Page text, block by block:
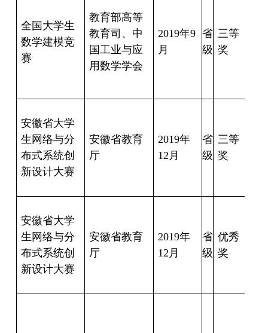
全国大学生
数学建模竞
赛
教育部高等
教育司、中
国工业与应
用数学学会
2019年9
月
省
级
三等
奖
安徽省大学
生网络与分
布式系统创
新设计大赛
安徽省教育
厅
2019年
12 月
省
级
三等
奖
安徽省大学
生网络与分
布式系统创
新设计大赛
安徽省教育
厅
2019年
12 月
省
级
优秀
奖